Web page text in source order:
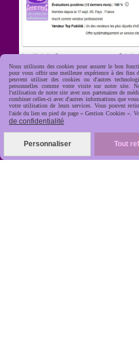
apide,
Nous utilisons des cookies pour assurer le bon
pour vous offrir une meilleure expérience à des fins
peuvent utiliser des cookies ou d'autres
personnelles comme votre visite sur notre site.
l'utilisation de notre site avec nos partenaires de
combiner celles-ci avec d'autres informations que
votre utilisation de leurs services. Vous pouvez
l'aide du lien en pied de page « Gestion Cookies ».
de confidentialité
Personnaliser Tout